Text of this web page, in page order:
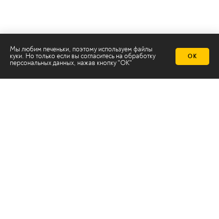
Мы любим печеньки, поэтому используем файлы
куки. Но только если вы согласитесь на обработку
персональных данных, нажав кнопку "ОК"
ОК